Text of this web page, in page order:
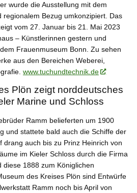
wurde die Ausstellung mit dem
regionalem Bezug umkonzipiert. Das
vom 27. Januar bis 21. Mai 2023
– Künstlerinnen gestern und
Frauenmuseum Bonn. Zu sehen
aus den Bereichen Weberei,
www.tuchundtechnik.de
Plön zeigt norddeutsches
Marine und Schloss
Ramm belieferten um 1900
und stattete bald auch die Schiffe der
drang auch bis zu Prinz Heinrich von
im Kieler Schloss durch die Firma
1888 zum Königlichen
des Kreises Plön sind Entwürfe
Ramm noch bis April von